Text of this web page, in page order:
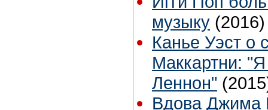
музыку (2016)
Канье Уэст о
Маккартни:
Леннон"
Вдова Джима